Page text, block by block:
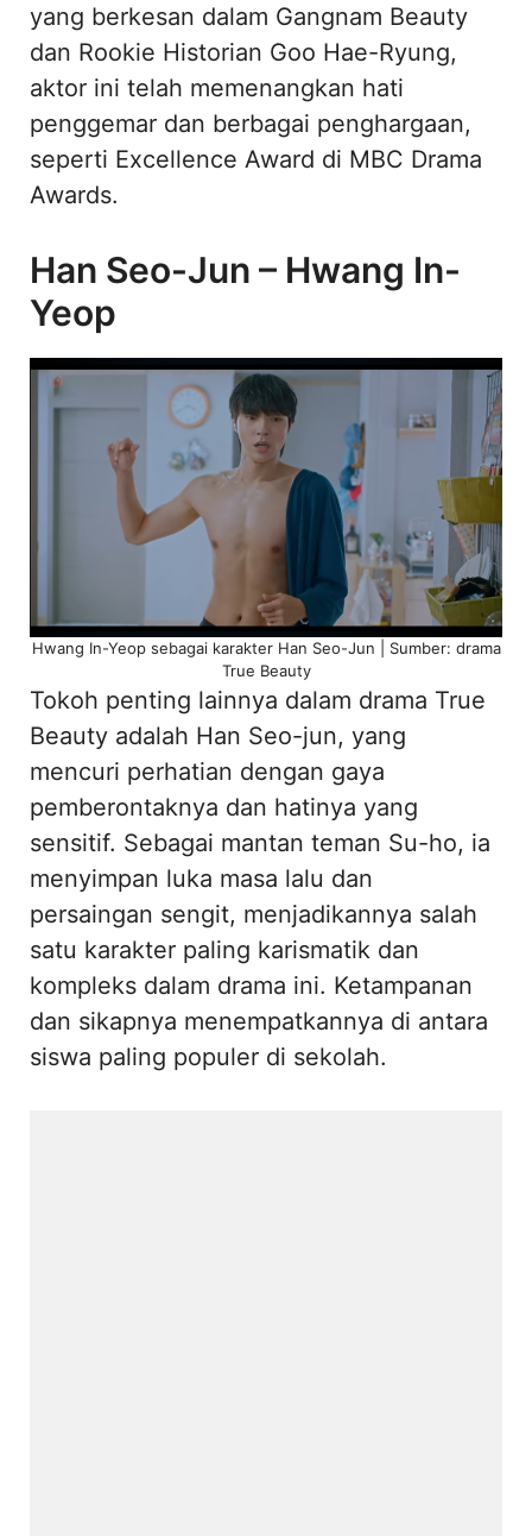
yang berkesan dalam Gangnam Beauty
dan Rookie Historian Goo Hae-Ryung,
aktor ini telah memenangkan hati
penggemar dan berbagai penghargaan,
seperti Excellence Award di MBC Drama
Awards.
Han Seo-Jun – Hwang In-
Yeop
Hwang In-Yeop sebagai karakter Han Seo-Jun | Sumber: drama
True Beauty
Tokoh penting lainnya dalam drama True
Beauty adalah Han Seo-jun, yang
mencuri perhatian dengan gaya
pemberontaknya dan hatinya yang
sensitif. Sebagai mantan teman Su-ho, ia
menyimpan luka masa lalu dan
persaingan sengit, menjadikannya salah
satu karakter paling karismatik dan
kompleks dalam drama ini. Ketampanan
dan sikapnya menempatkannya di antara
siswa paling populer di sekolah.